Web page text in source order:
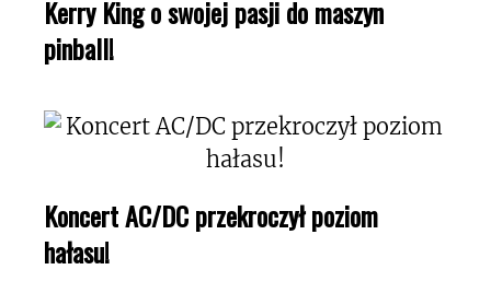
Kerry King o swojej pasji do maszyn
pinball!
Koncert AC/DC przekroczył poziom
hałasu!